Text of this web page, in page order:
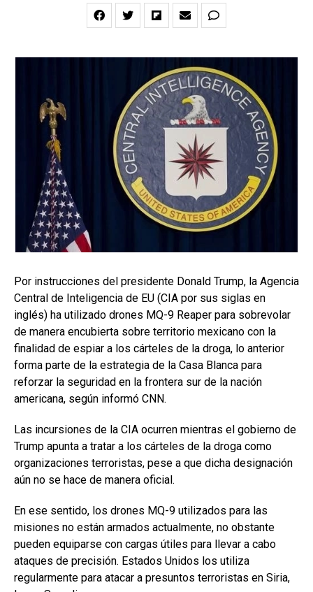
Por instrucciones del presidente Donald Trump, la Agencia
Central de Inteligencia de EU (CIA por sus siglas en
inglés) ha utilizado drones MQ-9 Reaper para sobrevolar
de manera encubierta sobre territorio mexicano con la
finalidad de espiar a los cárteles de la droga, lo anterior
forma parte de la estrategia de la Casa Blanca para
reforzar la seguridad en la frontera sur de la nación
americana, según informó CNN.
Las incursiones de la CIA ocurren mientras el gobierno de
Trump apunta a tratar a los cárteles de la droga como
organizaciones terroristas, pese a que dicha designación
aún no se hace de manera oficial.
En ese sentido, los drones MQ-9 utilizados para las
misiones no están armados actualmente, no obstante
pueden equiparse con cargas útiles para llevar a cabo
ataques de precisión. Estados Unidos los utiliza
regularmente para atacar a presuntos terroristas en Siria,